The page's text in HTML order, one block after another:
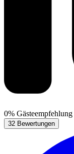
0% Gästeempfehlung
32 Bewertungen